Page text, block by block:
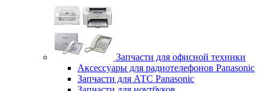
Запчасти для офисной техники
Аксессуары для радиотелефонов Panasonic
Запчасти для АТС Panasonic